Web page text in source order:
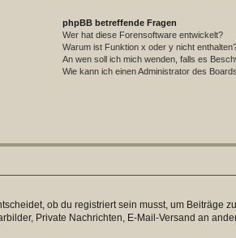
phpBB betreffende Fragen
Wer hat diese Forensoftware entwickelt?
Warum ist Funktion x oder y nicht
An wen soll ich mich wenden, falls es
Wie kann ich einen Administrator des
ob du registriert sein musst, um Beiträge
Private Nachrichten, E-Mail-Versand an